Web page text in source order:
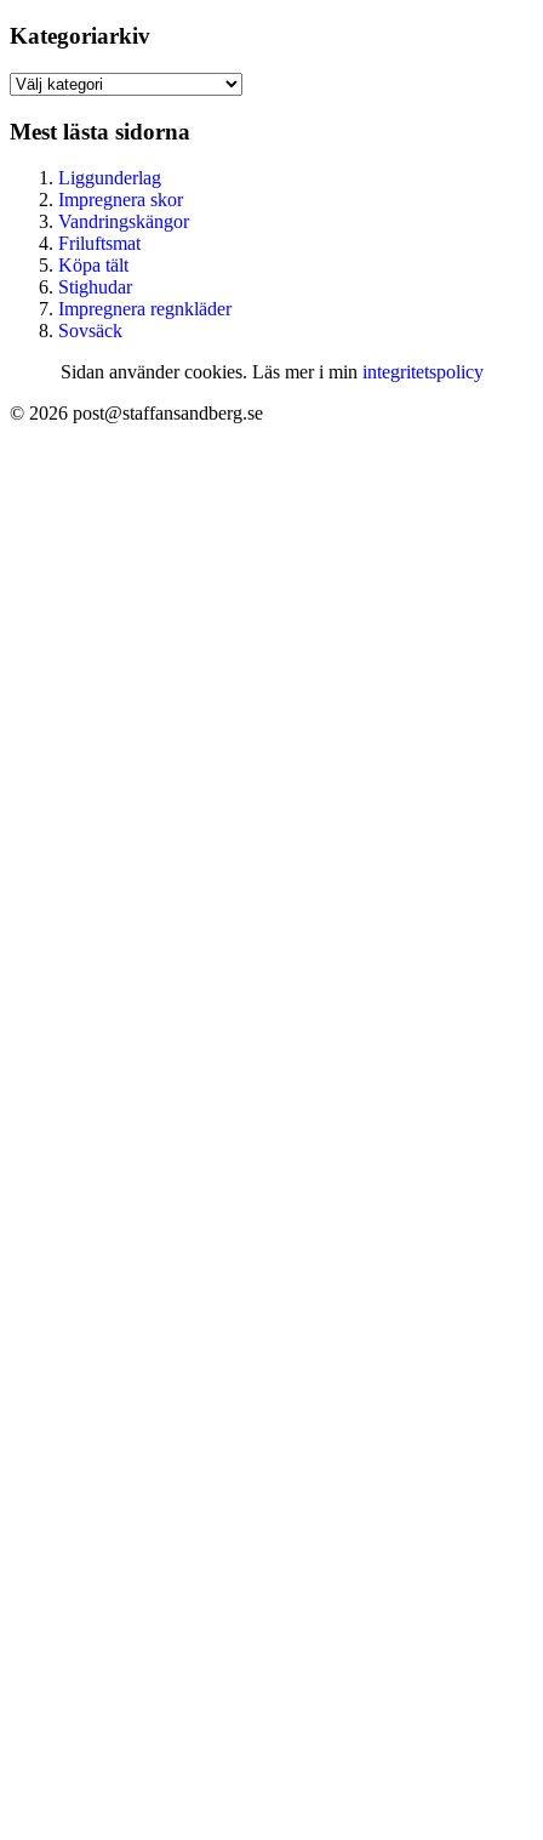
Kategoriarkiv
Kategoriarkiv
Mest lästa sidorna
Liggunderlag
Impregnera skor
Vandringskängor
Friluftsmat
Köpa tält
Stighudar
Impregnera regnkläder
Sovsäck
Sidan använder cookies. Läs mer i min integritetspolicy
© 2026 post@staffansandberg.se